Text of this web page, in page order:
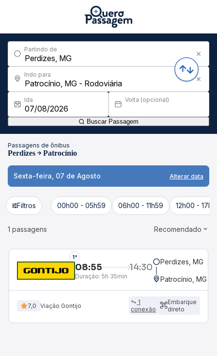
Partindo de
Indo para
Ida Volta (opcional)
Buscar Passagem
Passagens de ônibus
Perdizes Patrocínio
Sexta-feira, 07 de Agosto Alterar data
Filtros 00h00 - 05h59 06h00 - 11h59 12h00 -
1 passagens Recomendado
1°
08:55 14:30
Duração: 5h 35min
Perdizes, MG
Patrocínio, MG -
7,0 Viação Gontijo
1
conexão
Embarque
direto